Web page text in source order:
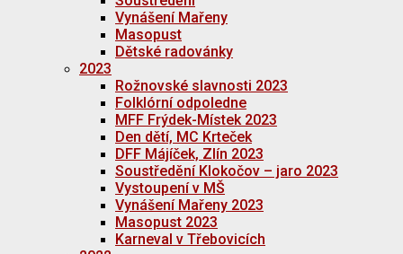
Vynášení Mařeny
Masopust
Dětské radovánky
2023
Rožnovské slavnosti 2023
Folklórní odpoledne
MFF Frýdek-Místek 2023
Den dětí, MC Krteček
DFF Májíček, Zlín 2023
Soustředění Klokočov – jaro 2023
Vystoupení v MŠ
Vynášení Mařeny 2023
Masopust 2023
Karneval v Třebovicích